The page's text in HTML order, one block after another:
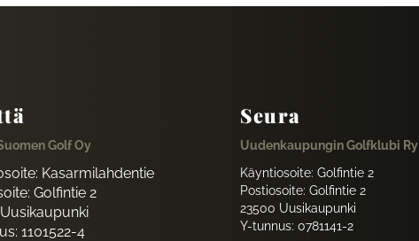
Golf Oy
Kasarmilahdentie
Golfintie 2
1101522-4
Seura
Uudenkaupungin Golfklubi Ry
Käyntiosoite: Golfintie 2
Postiosoite: Golfintie 2
23500 Uusikaupunki
Y-tunnus: 0781141-2